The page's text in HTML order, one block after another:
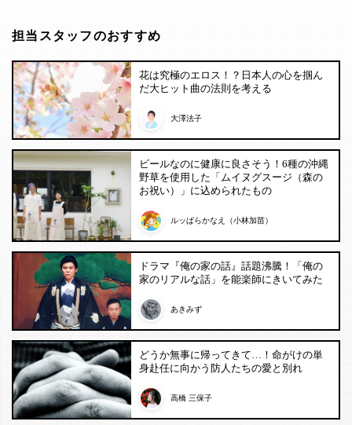
担当スタッフのおすすめ
花は究極のエロス！？日本人の心を掴ん
だ大ヒット曲の法則を考える
大澤法子
ビールなのに健康に良さそう！6種の沖縄
野草を使用した「ムイヌグスージ（森の
お祝い）」に込められたもの
ルッぱらかなえ（小林加苗）
ドラマ『俺の家の話』話題沸騰！「俺の
家のリアルな話」を能楽師にきいてみた
あきみず
どうか無事に帰ってきて…！命がけの単
身赴任に向かう防人たちの愛と別れ
高橋 三保子